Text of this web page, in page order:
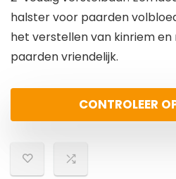
halster voor paarden
het verstellen van kinriem
paarden vriendelijk.
CONTROLEER